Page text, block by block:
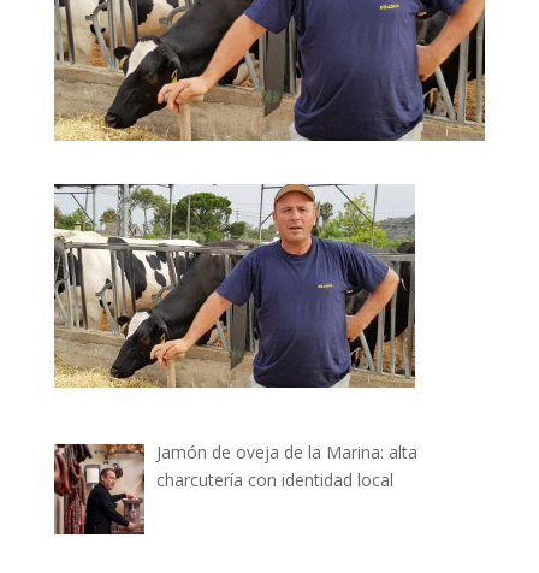
Jamón de oveja de la Marina: alta
charcutería con identidad local